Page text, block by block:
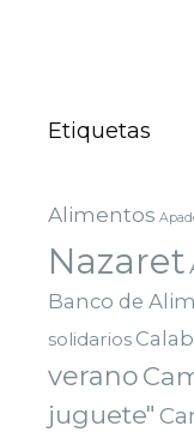
Etiquetas
Alimentos
Nazaret
Banco de
solidarios
verano
juguete"